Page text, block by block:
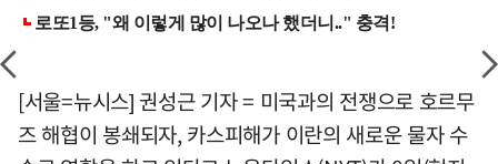
[서울=뉴시스] 권성근 기자 = 미국과의 전쟁으로 호르무
즈 해협이 봉쇄되자, 카스피해가 이란의 새로운 물자 수